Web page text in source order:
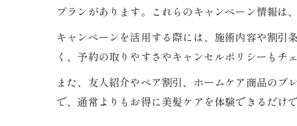
プランがあります。これらのキャンペーン情報は
キャンペーンを活用する際には、施術内容や割引
く、予約の取りやすさやキャンセルポリシーもチ
また、友人紹介やペア割引、ホームケア商品のプ
で、通常よりもお得に美髪ケアを体験できるだけ